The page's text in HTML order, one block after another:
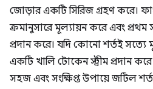
জোড়ার একটি সিরিজ গ্রহণ করে।
ক্রমানুসারে মূল্যায়ন করে এবং প্রথম
প্রদান করে। যদি কোনো শর্তই সত্যে
একটি খালি টোকেন স্ট্রীম প্রদান
সহজ এবং সংক্ষিপ্ত উপায়ে জটিল